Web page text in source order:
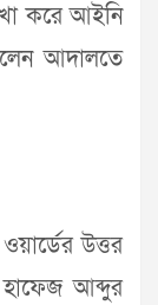
করে আইনি
আদালতে
উত্তর
হাফেজ আব্দুর